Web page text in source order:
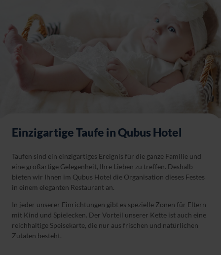
Einzigartige Taufe in Qubus Hotel
Taufen sind ein einzigartiges Ereignis für die ganze Familie und
eine großartige Gelegenheit, Ihre Lieben zu treffen. Deshalb
bieten wir Ihnen im Qubus Hotel die Organisation dieses Festes
in einem eleganten Restaurant an.
In jeder unserer Einrichtungen gibt es spezielle Zonen für Eltern
mit Kind und Spielecken. Der Vorteil unserer Kette ist auch eine
reichhaltige Speisekarte, die nur aus frischen und natürlichen
Zutaten besteht.